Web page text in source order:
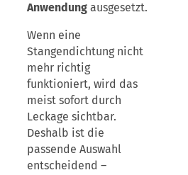
Anwendung ausgesetzt.
Wenn eine
Stangendichtung nicht
mehr richtig
funktioniert, wird das
meist sofort durch
Leckage sichtbar.
Deshalb ist die
passende Auswahl
entscheidend –